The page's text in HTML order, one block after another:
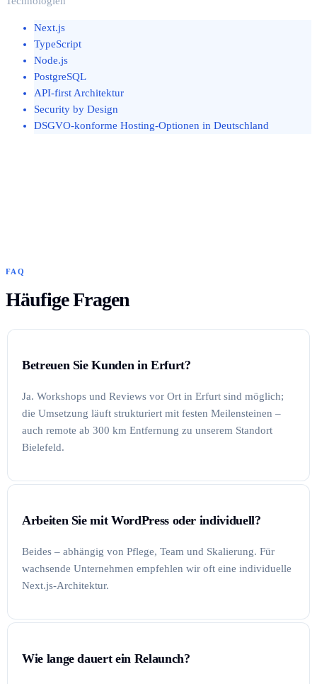
Next.js
TypeScript
Node.js
PostgreSQL
API-first Architektur
Security by Design
DSGVO-konforme Hosting-Optionen in Deutschland
FAQ
Häufige Fragen
Betreuen Sie Kunden in Erfurt?
Ja. Workshops und Reviews vor Ort in Erfurt sind möglich;
die Umsetzung läuft strukturiert mit festen Meilensteinen –
auch remote ab 300 km Entfernung zu unserem Standort
Bielefeld.
Arbeiten Sie mit WordPress oder individuell?
Beides – abhängig von Pflege, Team und Skalierung. Für
wachsende Unternehmen empfehlen wir oft eine individuelle
Next.js-Architektur.
Wie lange dauert ein Relaunch?